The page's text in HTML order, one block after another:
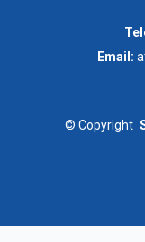
Email:
© Copyright